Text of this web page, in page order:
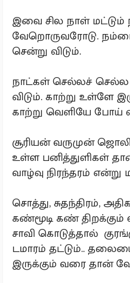
இவை சில நாள் மட்டும்
வேறொருவரோடு.
சென்று விடும்.
நாட்கள் செல்லச்
விடும். காற்று உள்ளே
காற்று வெளியே போய்
சூரியன் வருமுன்
உள்ள பனித்துளிகள்
வாழ்வு நிரந்தரம்
சொத்து, சுதந்திரம்,
கண்மூடி கண்
சாவி கொடுத்தால்
டமாரம் தட்டும்..
இருக்கும் வரை தான்